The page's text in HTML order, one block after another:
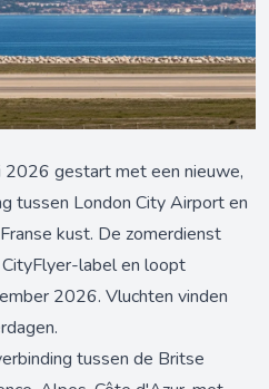
gestart met een nieuwe,
tussen London City Airport en
kust. De zomerdienst
label en loopt
2026. Vluchten vinden
tussen de Britse